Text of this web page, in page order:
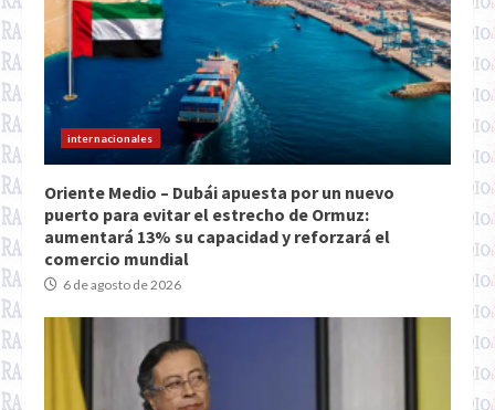
internacionales
Oriente Medio – Dubái apuesta por un nuevo
puerto para evitar el estrecho de Ormuz:
aumentará 13% su capacidad y reforzará el
comercio mundial
6 de agosto de 2026